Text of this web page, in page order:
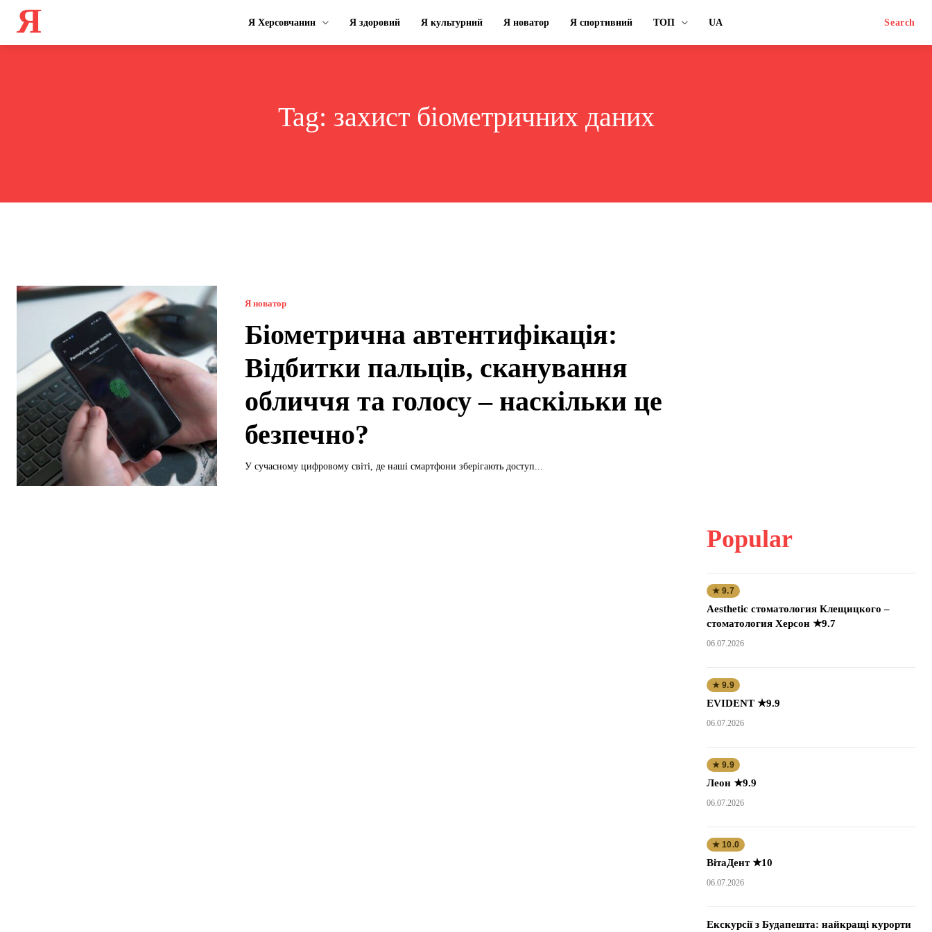
Я Я Херсовчанин Я здоровий Я культурний Я новатор Я спортивний ТОП UA Search
Tag: захист біометричних даних
Я новатор
Біометрична автентифікація:
Відбитки пальців, сканування
обличчя та голосу – наскільки це
безпечно?
У сучасному цифровому світі, де наші смартфони зберігають доступ...
Popular
★ 9.7
Aesthetic стоматология Клещицкого –
стоматология Херсон ★9.7
06.07.2026
★ 9.9
EVIDENT ★9.9
06.07.2026
★ 9.9
Леон ★9.9
06.07.2026
★ 10.0
ВітаДент ★10
06.07.2026
Екскурсії з Будапешта: найкращі курорти